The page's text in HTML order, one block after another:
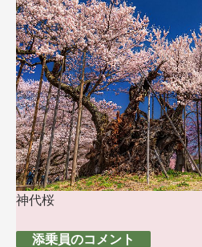
神代桜
添乗員のコメント